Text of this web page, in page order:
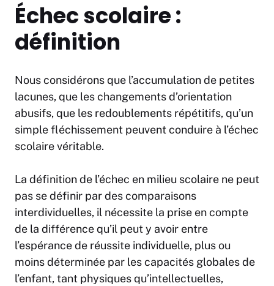
Échec scolaire :
définition
Nous considérons que l’accumulation de petites
lacunes, que les changements d’orientation
abusifs, que les redoublements répétitifs, qu’un
simple fléchissement peuvent conduire à l’échec
scolaire véritable.
La définition de l’échec en milieu scolaire ne peut
pas se définir par des comparaisons
interdividuelles, il nécessite la prise en compte
de la différence qu’il peut y avoir entre
l’espérance de réussite individuelle, plus ou
moins déterminée par les capacités globales de
l’enfant, tant physiques qu’intellectuelles,